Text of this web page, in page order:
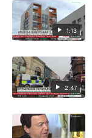
1:13
2:47